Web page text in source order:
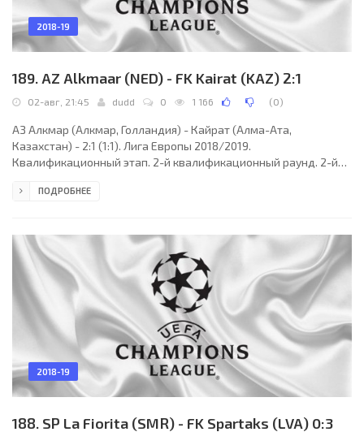
2018-19
189. AZ Alkmaar (NED) - FK Kairat (KAZ) 2:1
02-авг, 21:45 dudd 0 1 166 (0)
АЗ Алкмар (Алкмар, Голландия) - Кайрат (Алма-Ата,
Казахстан) - 2:1 (1:1). Лига Европы 2018/2019.
Квалификационный этап. 2-й квалификационный раунд. 2-й
Голландия. Солнечно. +22°C. Стадион АФАС. 9437 зрителей (55
(Македония), Гоце Петрески (Македония). Резервный судья:
Деян Якимовски (Македония). АЗ Алкмар: 1. Марко Бизот; 2.
Йонас
ПОДРОБНЕЕ
2018-19
188. SP La Fiorita (SMR) - FK Spartaks (LVA) 0:3